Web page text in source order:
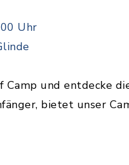
Uhr
Camp und entdecke
bietet unser